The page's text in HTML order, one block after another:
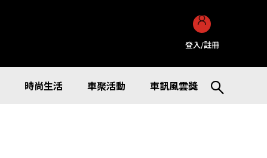
登入/註冊
時尚生活 車聚活動 車訊風雲獎